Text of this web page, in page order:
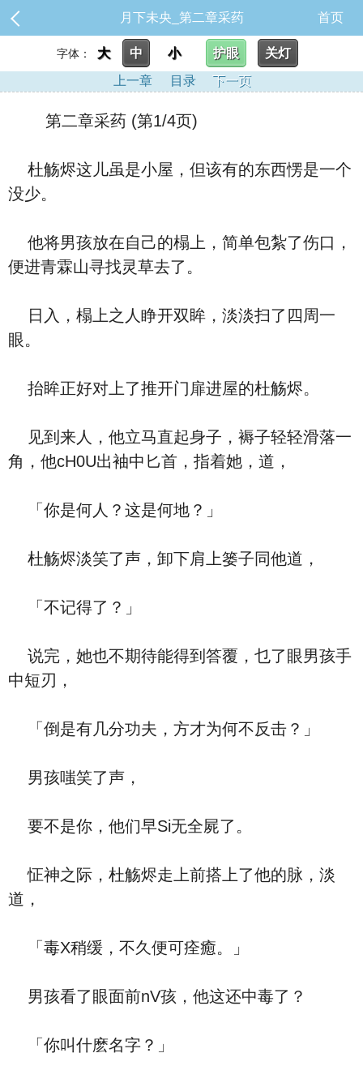
月下未央_第二章采药 首页
字体： 大 中 小 护眼
关灯
上一章
目录 下一页
第二章采药 (第1/4页)
杜觞烬这儿虽是小屋，但该有的东西愣是一个
没少。
他将男孩放在自己的榻上，简单包紮了伤口，
便进青霖山寻找灵草去了。
日入，榻上之人睁开双眸，淡淡扫了四周一
眼。
抬眸正好对上了推开门扉进屋的杜觞烬。
见到来人，他立马直起身子，褥子轻轻滑落一
角，他cH0U出袖中匕首，指着她，道，
「你是何人？这是何地？」
杜觞烬淡笑了声，卸下肩上篓子同他道，
「不记得了？」
说完，她也不期待能得到答覆，乜了眼男孩手
中短刃，
「倒是有几分功夫，方才为何不反击？」
男孩嗤笑了声，
要不是你，他们早Si无全屍了。
怔神之际，杜觞烬走上前搭上了他的脉，淡
道，
「毒X稍缓，不久便可痊癒。」
男孩看了眼面前nV孩，他这还中毒了？
「你叫什麽名字？」